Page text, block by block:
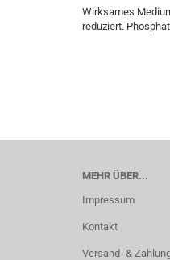
Wirksames
reduziert.
MEHR ÜBER...
Impressum
Kontakt
Versand- &